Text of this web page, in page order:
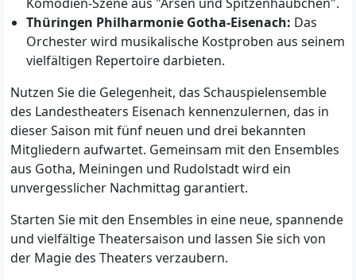
Thüringen Philharmonie Gotha-Eisenach: Das
Orchester wird musikalische Kostproben aus seinem
vielfältigen Repertoire darbieten.
Nutzen Sie die Gelegenheit, das Schauspielensemble
des Landestheaters Eisenach kennenzulernen, das in
dieser Saison mit fünf neuen und drei bekannten
Mitgliedern aufwartet. Gemeinsam mit den Ensembles
aus Gotha, Meiningen und Rudolstadt wird ein
unvergesslicher Nachmittag garantiert.
Starten Sie mit den Ensembles in eine neue, spannende
und vielfältige Theatersaison und lassen Sie sich von
der Magie des Theaters verzaubern.